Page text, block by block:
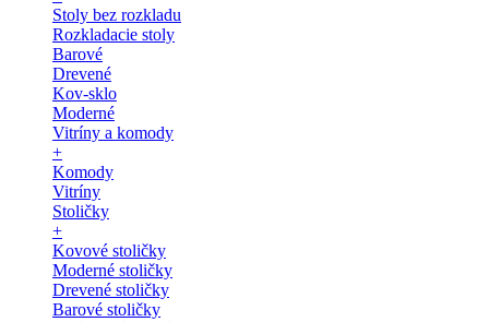
Stoly bez rozkladu
Rozkladacie stoly
Barové
Drevené
Kov-sklo
Moderné
Vitríny a komody
+
Komody
Vitríny
Stoličky
+
Kovové stoličky
Moderné stoličky
Drevené stoličky
Barové stoličky